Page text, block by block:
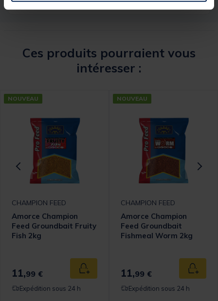
Ces produits pourraient vous
intéresser :
panier
NOUVEAU
CHAMPION FEED
Amorce Champion
Feed Groundbait Fruity
Fish 2kg
11,99 € Ajouter au panier
Expédition sous 24 h
NOUVEAU
CHAMPION FEED
Amorce Champion
Feed Groundbait
Fishmeal Worm 2kg
11,99 €
Expédition sous 24 h